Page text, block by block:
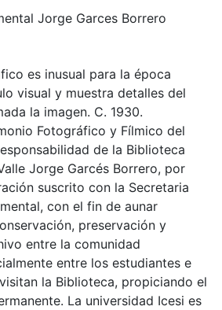
Jorge Garces Borrero
es inusual para la época
visual y muestra detalles del
la imagen. C. 1930.
Fotográfico y Fílmico del
de la Biblioteca
Jorge Garcés Borrero, por
suscrito con la Secretaria
con el fin de aunar
preservación y
entre la comunidad
entre los estudiantes e
la Biblioteca, propiciando el
La universidad Icesi es